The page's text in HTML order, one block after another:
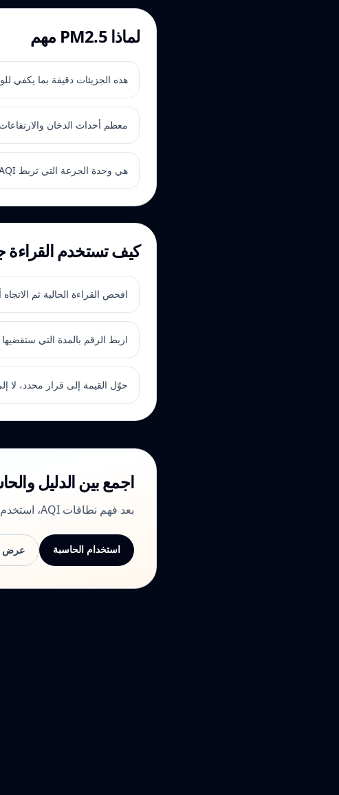
لماذا PM2.5 مهم
هذه الجزيئات دقيقة بما يكفي
معظم أحداث الدخان
هي وحدة الجرعة التي تربط AQI بالمقارنة المكافئة للسجائر.
كيف تستخدم القراءة
افحص القراءة الحالية ثم الاتجاه
اربط الرقم بالمدة التي
حوّل القيمة إلى قرار محدد،
اجمع بين الدليل
بعد فهم نطاقات AQI، استخدم الحاسبة وصفحات المقارنة لرؤية فرق الجرعة فعليًا.
استخدام الحاسبة عرض